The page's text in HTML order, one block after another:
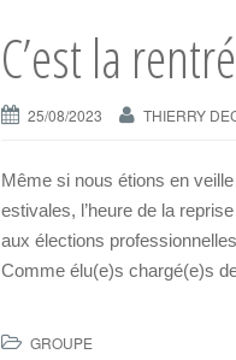
C’est la
25/08/2023 THIERRY
Même si nous étions en
estivales, l’heure de la
aux élections
Comme élu(e)s chargé(e)s
GROUPE